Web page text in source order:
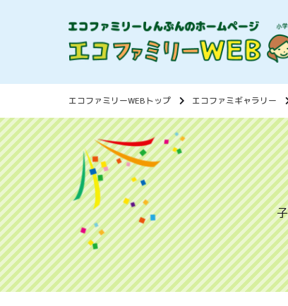
エコファミリーWEBトップ エコファミギャラリー